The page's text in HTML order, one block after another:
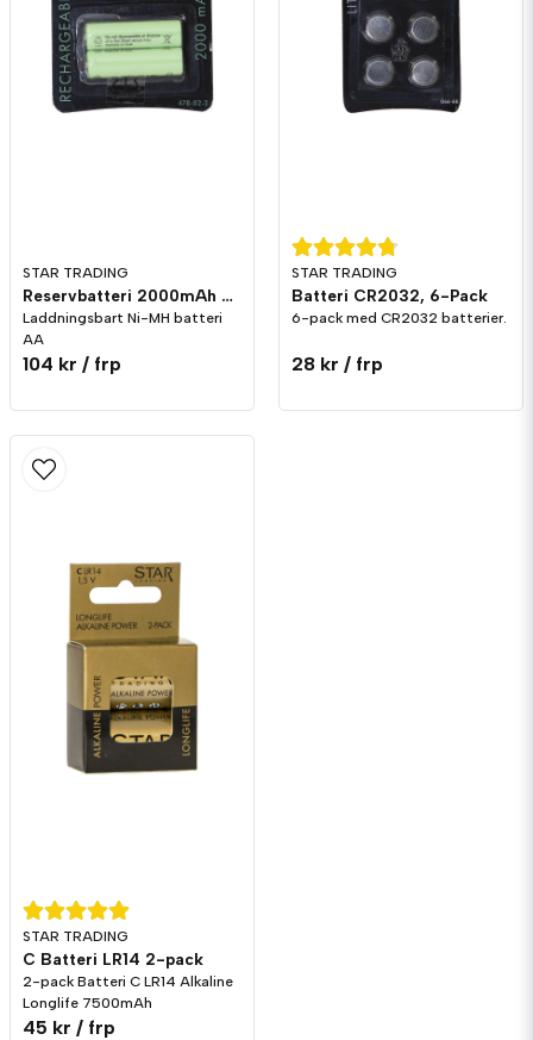
STAR TRADING
Reservbatteri 2000mAh AA till solcellslampor, 2-pack
Laddningsbart Ni-MH batteri
AA
104 kr / frp
STAR TRADING
Batteri CR2032, 6-Pack
6-pack med CR2032 batterier.
28 kr / frp
STAR TRADING
C Batteri LR14 2-pack
2-pack Batteri C LR14 Alkaline
Longlife 7500mAh
45 kr / frp